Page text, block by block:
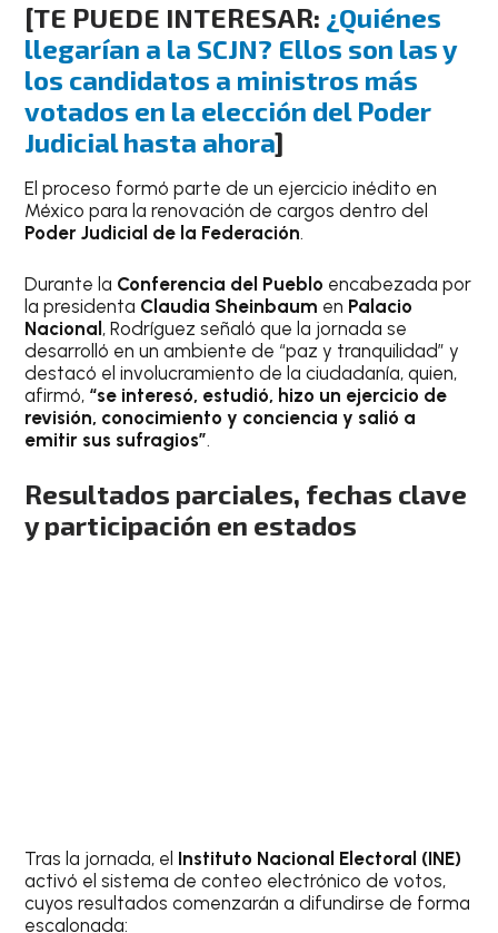
[TE PUEDE INTERESAR: ¿Quiénes
llegarían a la SCJN? Ellos son las y
los candidatos a ministros más
votados en la elección del Poder
Judicial hasta ahora]
El proceso formó parte de un ejercicio inédito en
México para la renovación de cargos dentro del
Poder Judicial de la Federación.
Durante la Conferencia del Pueblo encabezada por
la presidenta Claudia Sheinbaum en Palacio
Nacional, Rodríguez señaló que la jornada se
desarrolló en un ambiente de “paz y tranquilidad” y
destacó el involucramiento de la ciudadanía, quien,
afirmó, “se interesó, estudió, hizo un ejercicio de
revisión, conocimiento y conciencia y salió a
emitir sus sufragios”.
Resultados parciales, fechas clave
y participación en estados
Tras la jornada, el Instituto Nacional Electoral (INE)
activó el sistema de conteo electrónico de votos,
cuyos resultados comenzarán a difundirse de forma
escalonada: